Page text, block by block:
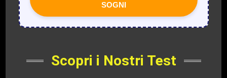
SOGNI
Scopri i Nostri Test